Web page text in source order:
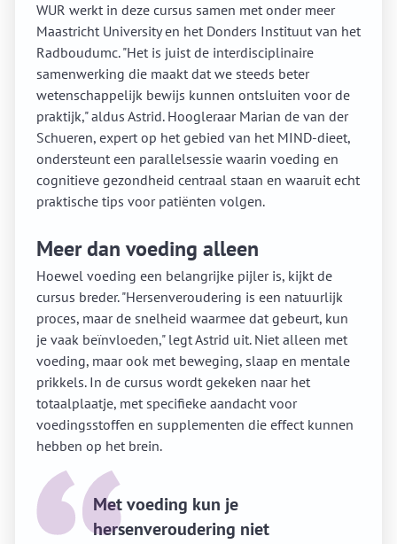
WUR werkt in deze cursus samen met onder meer
Maastricht University en het Donders Instituut van het
Radboudumc. "Het is juist de interdisciplinaire
samenwerking die maakt dat we steeds beter
wetenschappelijk bewijs kunnen ontsluiten voor de
praktijk," aldus Astrid. Hoogleraar Marian de van der
Schueren, expert op het gebied van het MIND-dieet,
ondersteunt een parallelsessie waarin voeding en
cognitieve gezondheid centraal staan en waaruit echt
praktische tips voor patiënten volgen.
Meer dan voeding alleen
Hoewel voeding een belangrijke pijler is, kijkt de
cursus breder. "Hersenveroudering is een natuurlijk
proces, maar de snelheid waarmee dat gebeurt, kun
je vaak beïnvloeden," legt Astrid uit. Niet alleen met
voeding, maar ook met beweging, slaap en mentale
prikkels. In de cursus wordt gekeken naar het
totaalplaatje, met specifieke aandacht voor
voedingsstoffen en supplementen die effect kunnen
hebben op het brein.
Met voeding kun je
hersenveroudering niet